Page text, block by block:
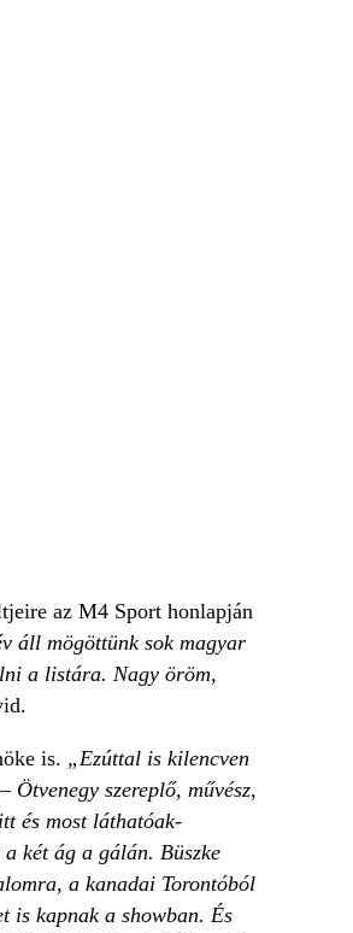
az M4 Sport honlapján
áll mögöttünk sok magyar
a listára. Nagy öröm,
is. „Ezúttal is kilencven
– Ötvenegy szereplő, művész,
és most láthatóak-
két ág a gálán. Büszke
a kanadai Torontóból
is kapnak a showban. És